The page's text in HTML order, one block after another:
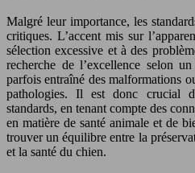
Malgré leur importance, les
critiques. L’accent mis sur
sélection excessive et à des
recherche de l’excellence selon
parfois entraîné des malformations
pathologies. Il est donc crucial
standards, en tenant compte des
en matière de santé animale et de
trouver un équilibre entre la
et la santé du chien.